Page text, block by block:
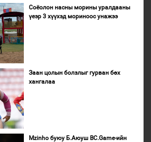
Соёолон насны морины уралдааны
үеэр 3 хүүхэд мориноос унажээ
Заан цолын болзлыг гурван бөх
хангалаа
Mzinho буюу Б.Аюуш BC.Game-ийн